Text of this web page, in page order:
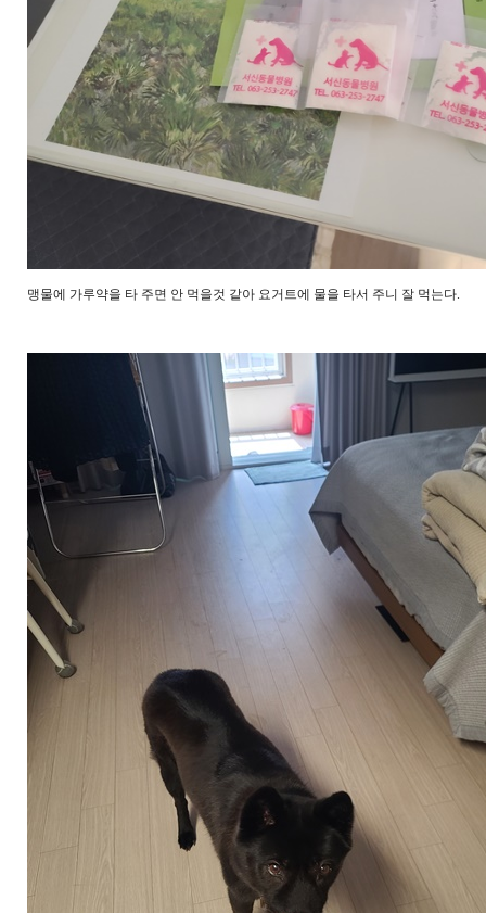
맹물에 가루약을 타 주면 안 먹을것 같아 요거트에 물을 타서 주니 잘 먹는다.